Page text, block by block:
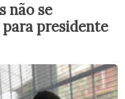
não se
presidente